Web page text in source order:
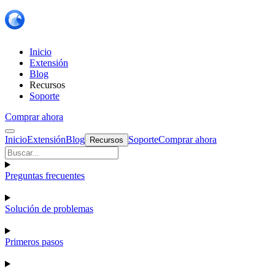
Inicio
Extensión
Blog
Recursos
Soporte
Comprar ahora
InicioExtensiónBlog Recursos SoporteComprar ahora
Preguntas frecuentes
Solución de problemas
Primeros pasos